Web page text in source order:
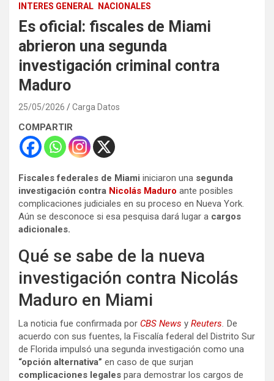
INTERES GENERAL NACIONALES
Es oficial: fiscales de Miami
abrieron una segunda
investigación criminal contra
Maduro
25/05/2026 Carga Datos
COMPARTIR
Fiscales federales de Miami iniciaron una segunda
investigación contra Nicolás Maduro ante posibles
complicaciones judiciales en su proceso en Nueva York.
Aún se desconoce si esa pesquisa dará lugar a cargos
adicionales.
Qué se sabe de la nueva
investigación contra Nicolás
Maduro en Miami
La noticia fue confirmada por CBS News y Reuters De
acuerdo con sus fuentes, la Fiscalía federal del Distrito Sur
de Florida impulsó una segunda investigación como una
“opción alternativa” en caso de que surjan
complicaciones legales para demostrar los cargos de